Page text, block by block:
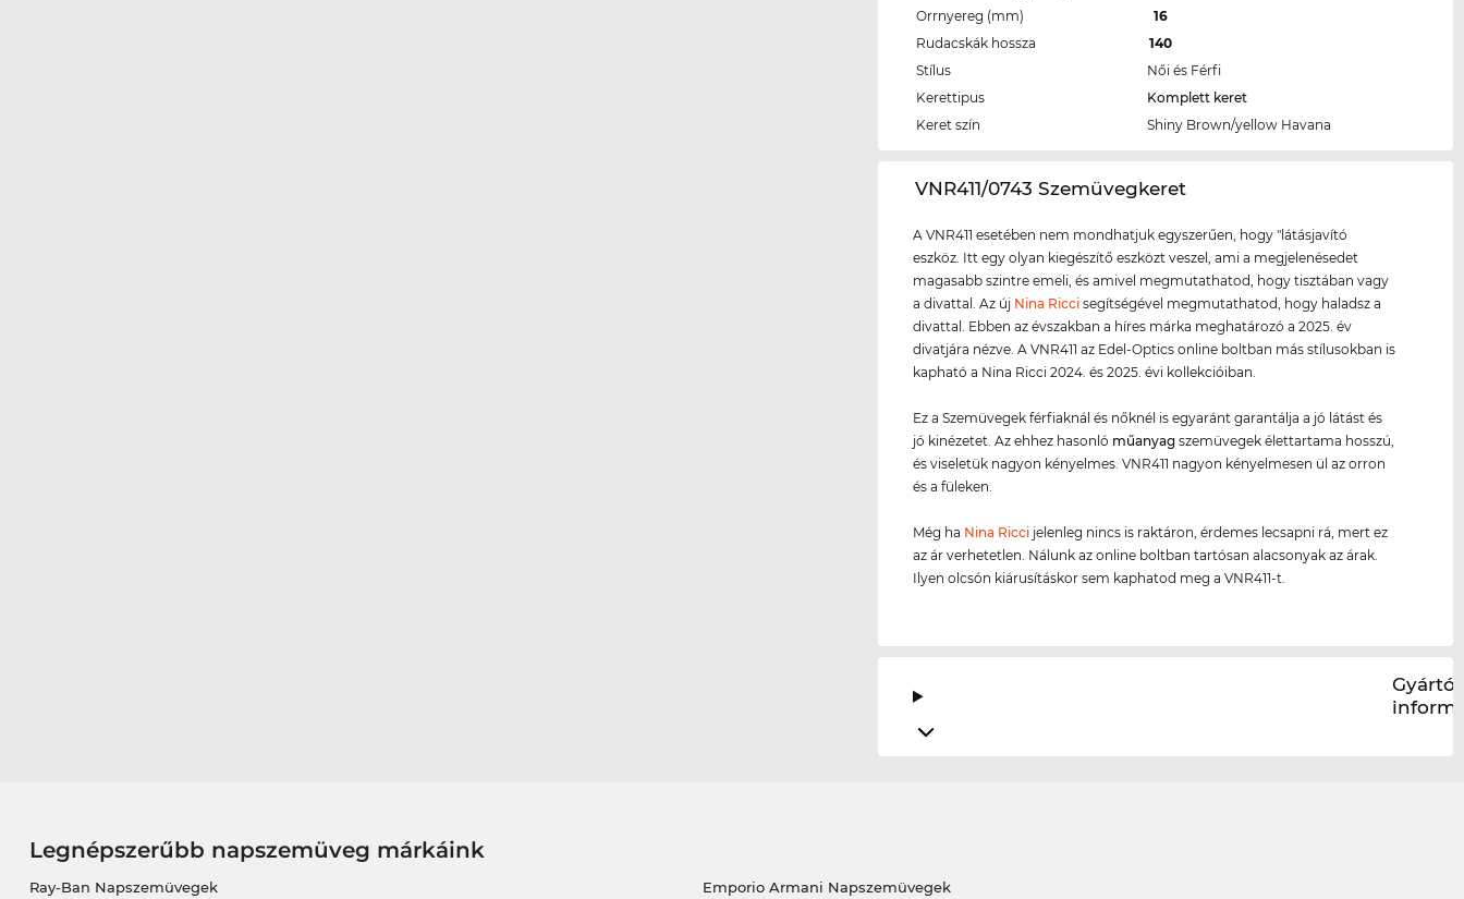
Orrnyereg (mm)
16
Rudacskák hossza
140
Stílus
Női és Férfi
Kerettipus
Komplett keret
Keret szín
Shiny Brown/yellow Havana
‌VNR411/0743 Szemüvegkeret
A VNR411 esetében nem mondhatjuk egyszerűen, hogy "látásjavító
eszköz. Itt egy olyan kiegészítő eszközt veszel, ami a megjelenésedet
magasabb szintre emeli, és amivel megmutathatod, hogy tisztában vagy
a divattal. Az új Nina Ricci segítségével megmutathatod, hogy haladsz a
divattal. Ebben az évszakban a híres márka meghatározó a 2025. év
divatjára nézve. A VNR411 az Edel-Optics online boltban más stílusokban is
kapható a Nina Ricci 2024. és 2025. évi kollekcióiban.
Ez a Szemüvegek férfiaknál és nőknél is egyaránt garantálja a jó látást és
jó kinézetet. Az ehhez hasonló műanyag szemüvegek élettartama hosszú,
és viseletük nagyon kényelmes. VNR411 nagyon kényelmesen ül az orron
és a füleken.
Még ha Nina Ricci jelenleg nincs is raktáron, érdemes lecsapni rá, mert ez
az ár verhetetlen. Nálunk az online boltban tartósan alacsonyak az árak.
Ilyen olcsón kiárusításkor sem kaphatod meg a VNR411-t.
Gyártói
Legnépszerűbb napszemüveg márkáink
Ray-Ban Napszemüvegek
Emporio Armani Napszemüvegek